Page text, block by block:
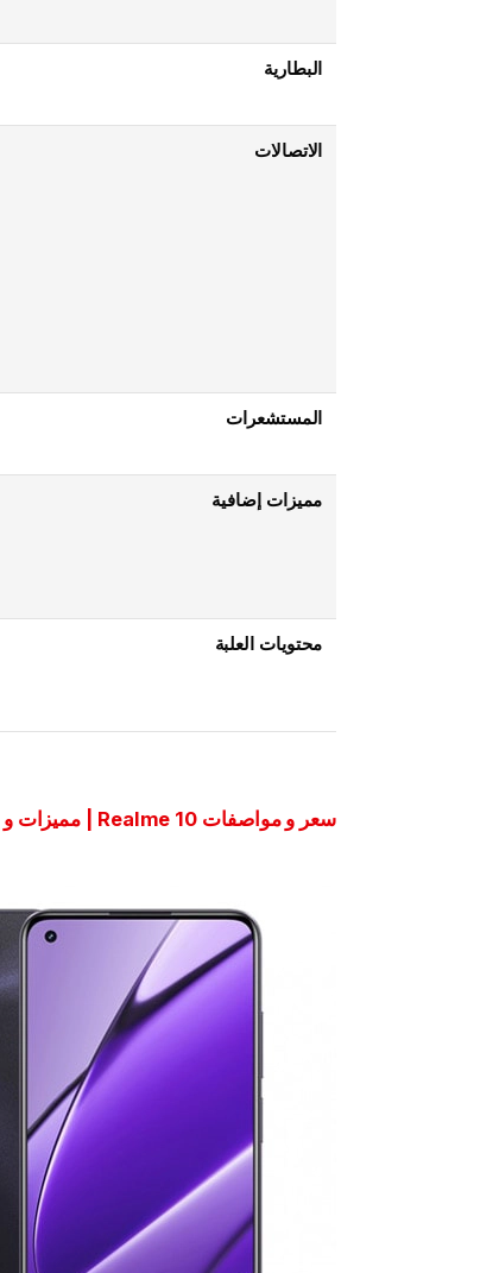
البطارية
الاتصالات
المستشعرات
مميزات إضافية
محتويات العلبة
سعر و مواصفات Realme 10 | مميزات و عيوب ريلمي 10